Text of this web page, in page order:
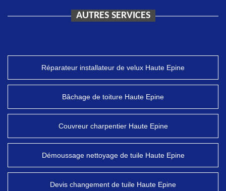
AUTRES SERVICES
Réparateur installateur de velux Haute Epine
Bâchage de toiture Haute Epine
Couvreur charpentier Haute Epine
Démoussage nettoyage de tuile Haute Epine
Devis changement de tuile Haute Epine